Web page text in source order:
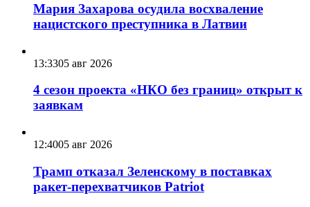
Мария Захарова осудила восхваление
нацистского преступника в Латвии
13:3305 авг 2026
4 сезон проекта «НКО без границ» открыт к
заявкам
12:4005 авг 2026
Трамп отказал Зеленскому в поставках
ракет-перехватчиков Patriot